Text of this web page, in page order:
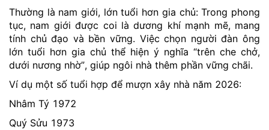
Thường là nam giới, lớn tuổi hơn gia chủ: Trong phong
tục, nam giới được coi là dương khí mạnh mẽ, mang
tính chủ đạo và bền vững. Việc chọn người đàn ông
lớn tuổi hơn gia chủ thể hiện ý nghĩa “trên che chở,
dưới nương nhờ”, giúp ngôi nhà thêm phần vững chãi.
Ví dụ một số tuổi hợp để mượn xây nhà năm 2026:
Nhâm Tý 1972
Quý Sửu 1973